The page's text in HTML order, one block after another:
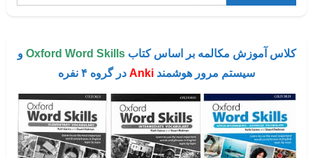
برای:
کلاس آموزش مکالمه بر اساس کتابOxford Word Skills و
سیستم مرور هوشمند Anki در گروه ۴ نفره